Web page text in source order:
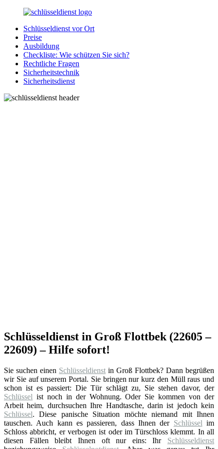
Zurück
Inhalt
SchluesseldienstDirekt.de
Ihre
Notlage
wird
gelöst!
Schlüsseldienst vor Ort
Preise
Ausbildung
Checkliste: Wie schützen Sie sich?
Rechtliche Fragen
Sicherheitstechnik
Sicherheitsdienst
Schlüsseldienst in Groß Flottbek (22605 –
22609) – Hilfe sofort!
Sie suchen einen Schlüsseldienst in Groß Flottbek? Dann begrüßen
wir Sie auf unserem Portal. Sie bringen nur kurz den Müll raus und
schon ist es passiert: Die Tür schlägt zu, Sie stehen davor, der
Schlüssel ist noch in der Wohnung. Oder Sie kommen von der
Arbeit heim, durchsuchen Ihre Handtasche, darin ist jedoch kein
Schlüssel. Diese panische Situation möchte niemand mit Ihnen
tauschen. Auch kann es passieren, dass Ihnen der Schlüssel im
Schloss abbricht, er verbogen ist oder im Türschloss klemmt. In all
diesen Fällen bleibt Ihnen oft nur eins: Ihr Schlüsseldienst